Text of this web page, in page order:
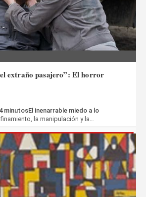
extraño pasajero”: El horror
minutosEl inenarrable miedo a lo
la manipulación y la…